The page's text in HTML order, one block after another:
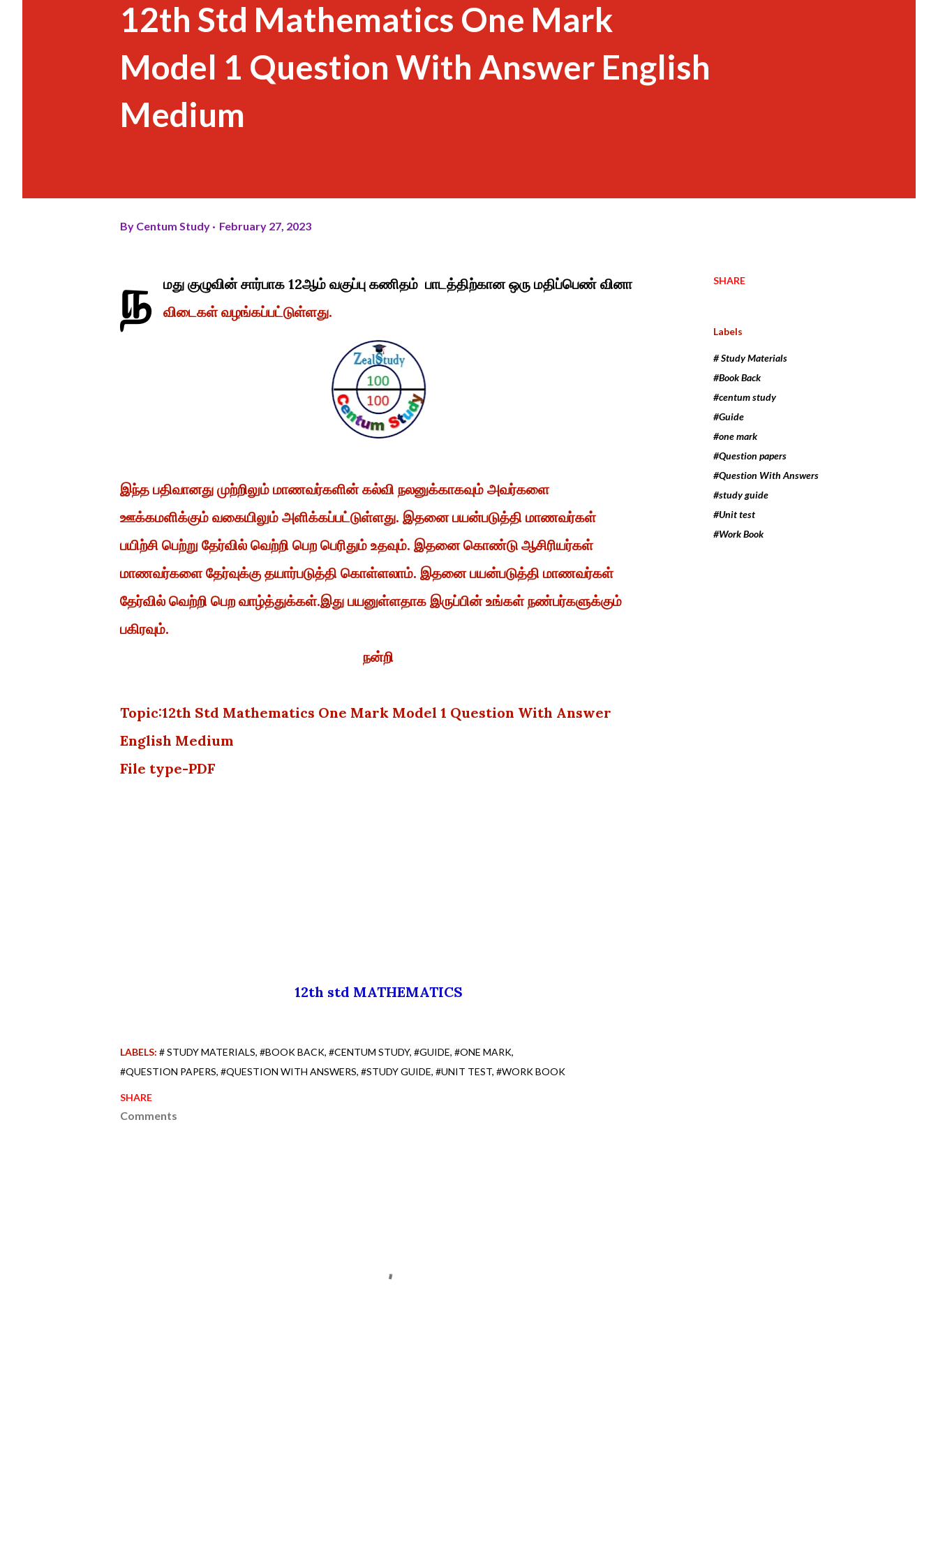
12th Std Mathematics One Mark
Model 1 Question With Answer English
Medium
By Centum Study February 27, 2023
ந
மது குழுவின் சார்பாக 12ஆம் வகுப்பு கணிதம் பாடத்திற்கான ஒரு மதிப்பெண் வினா
விடைகள் வழங்கப்பட்டுள்ளது.
இந்த பதிவானது முற்றிலும் மாணவர்களின் கல்வி நலனுக்காகவும் அவர்களை
ஊக்கமளிக்கும் வகையிலும் அளிக்கப்பட்டுள்ளது. இதனை பயன்படுத்தி மாணவர்கள்
பயிற்சி பெற்று தேர்வில் வெற்றி பெற பெரிதும் உதவும். இதனை கொண்டு ஆசிரியர்கள்
மாணவர்களை தேர்வுக்கு தயார்படுத்தி கொள்ளலாம். இதனை பயன்படுத்தி மாணவர்கள்
தேர்வில் வெற்றி பெற வாழ்த்துக்கள்.இது பயனுள்ளதாக இருப்பின் உங்கள் நண்பர்களுக்கும்
பகிரவும்.
நன்றி
Topic:12th Std Mathematics One Mark Model 1 Question With Answer
English Medium
File type-PDF
12th std MATHEMATICS
SHARE
Labels
# Study Materials
#Book Back
#centum study
#Guide
#one mark
#Question papers
#Question With Answers
#study guide
#Unit test
#Work Book
LABELS: # STUDY MATERIALS #BOOK BACK #CENTUM STUDY #GUIDE #ONE MARK
#QUESTION PAPERS #QUESTION WITH ANSWERS #STUDY GUIDE #UNIT TEST #WORK BOOK
SHARE
Comments